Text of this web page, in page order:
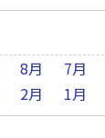
8月
7月
2月 1月